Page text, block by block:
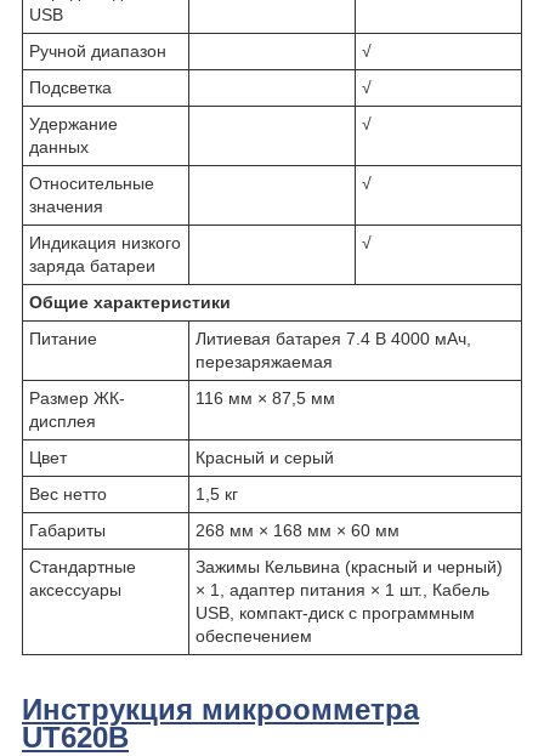
USB
Ручной диапазон
√
Подсветка
√
Удержание
данных
√
Относительные
значения
√
Индикация низкого
заряда батареи
√
Общие характеристики
Питание
Литиевая батарея 7.4 В 4000 мAч,
перезаряжаемая
Размер ЖК-
дисплея
116 мм × 87,5 мм
Цвет
Красный и серый
Вес нетто
1,5 кг
Габариты
268 мм × 168 мм × 60 мм
Стандартные
аксессуары
Зажимы Кельвина (красный и черный)
× 1, адаптер питания × 1 шт., Кабель
USB, компакт-диск с программным
обеспечением
Инструкция микроомметра
UT620B